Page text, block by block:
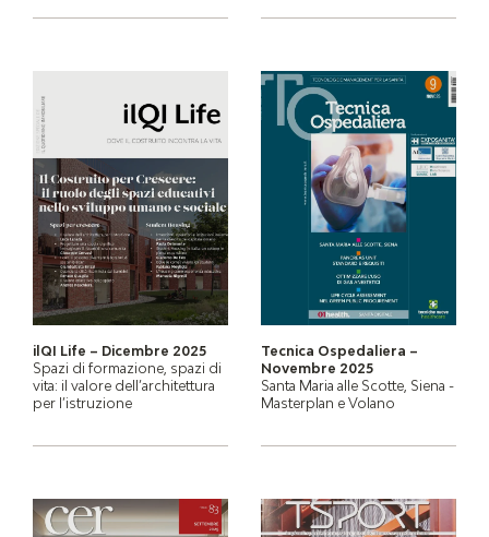
ilQI Life – Dicembre 2025
Spazi di formazione, spazi di
vita: il valore dell’architettura
per l’istruzione
Tecnica Ospedaliera –
Novembre 2025
Santa Maria alle Scotte, Siena -
Masterplan e Volano